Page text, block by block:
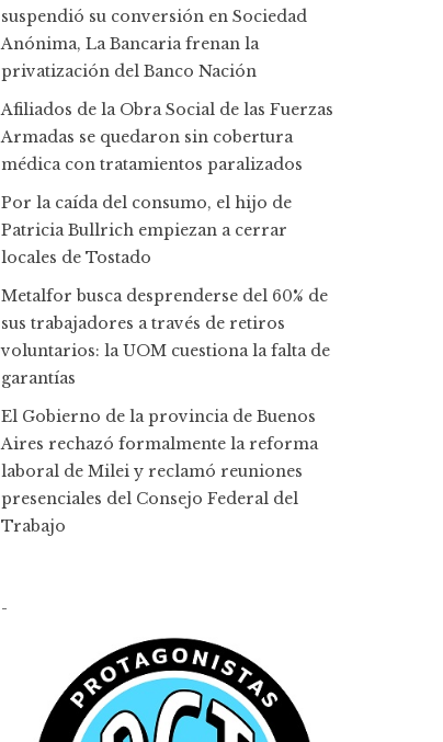
suspendió su conversión en Sociedad
Anónima, La Bancaria frenan la
privatización del Banco Nación
Afiliados de la Obra Social de las Fuerzas
Armadas se quedaron sin cobertura
médica con tratamientos paralizados
Por la caída del consumo, el hijo de
Patricia Bullrich empiezan a cerrar
locales de Tostado
Metalfor busca desprenderse del 60% de
sus trabajadores a través de retiros
voluntarios: la UOM cuestiona la falta de
garantías
El Gobierno de la provincia de Buenos
Aires rechazó formalmente la reforma
laboral de Milei y reclamó reuniones
presenciales del Consejo Federal del
Trabajo
-